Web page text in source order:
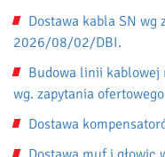
Dostawa kabla SN wg
2026/08/02/DBI.
Budowa linii kablowej
wg. zapytania
Dostawa